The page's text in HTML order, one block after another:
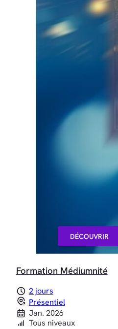
DÉCOUVRIR
Formation Médiumnité
2 jours
Présentiel
Jan. 2026
Tous niveaux